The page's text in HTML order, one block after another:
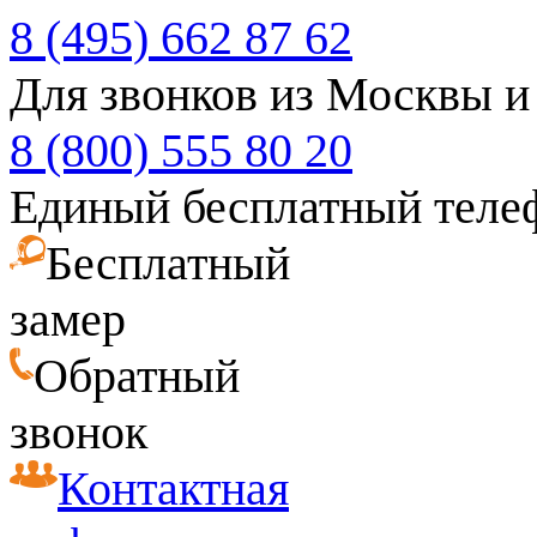
8 (495) 662 87 62
Для звонков из Москвы
8 (800) 555 80 20
Единый бесплатный
Бесплатный
замер
Обратный
звонок
Контактная